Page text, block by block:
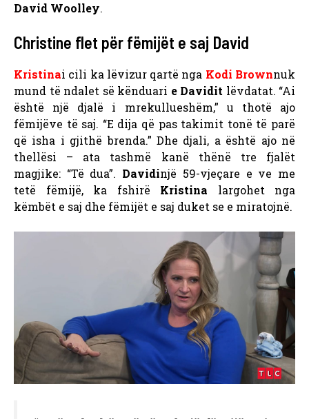
David Woolley.
Christine flet për fëmijët e saj David
Kristinai cili ka lëvizur qartë nga Kodi Brownnuk
mund të ndalet së kënduari e Davidit lëvdatat. “Ai
është një djalë i mrekullueshëm,” u thotë ajo
fëmijëve të saj. “E dija që pas takimit tonë të parë
që isha i gjithë brenda.” Dhe djali, a është ajo në
thellësi – ata tashmë kanë thënë tre fjalët
magjike: “Të dua”. Davidinjë 59-vjeçare e ve me
tetë fëmijë, ka fshirë Kristina largohet nga
këmbët e saj dhe fëmijët e saj duket se e miratojnë.